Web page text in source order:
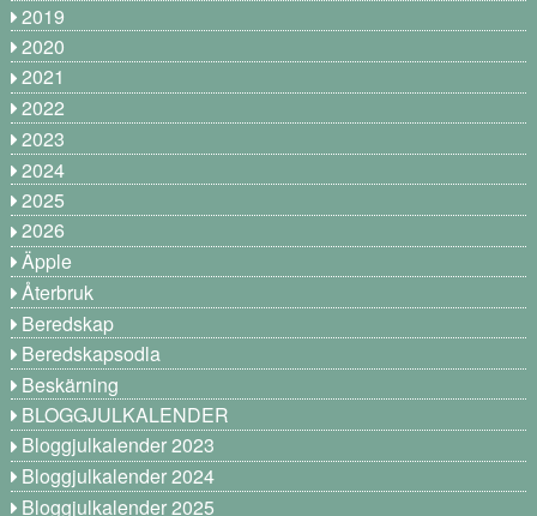
2019
2020
2021
2022
2023
2024
2025
2026
Äpple
Återbruk
Beredskap
Beredskapsodla
Beskärning
BLOGGJULKALENDER
Bloggjulkalender 2023
Bloggjulkalender 2024
Bloggjulkalender 2025